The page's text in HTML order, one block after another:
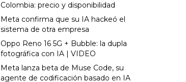
Colombia: precio y disponibilidad
Meta confirma que su IA hackeó el
sistema de otra empresa
Oppo Reno 16 5G + Bubble: la dupla
fotográfica con IA | VIDEO
Meta lanza beta de Muse Code, su
agente de codificación basado en IA